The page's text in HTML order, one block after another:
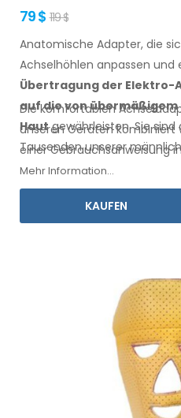
79 $ 119 $
Anatomische Adapter, die
Achselhöhlen anpassen und
Übertragung der
auf dievon
Haut gewährleisten. Sie
Tausenden unserer
jedes Jahr.
Die komfortablen
unseren Geräten
einerGebrauchsanweisung
Mehr Information...
KAUFEN